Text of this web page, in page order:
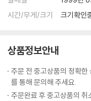
시간/무게/크기
크기확인
상품정보안내
주문 전 중고상품의 정확
를 통해 문의해 주세요.
주문완료 후 중고상품의 취